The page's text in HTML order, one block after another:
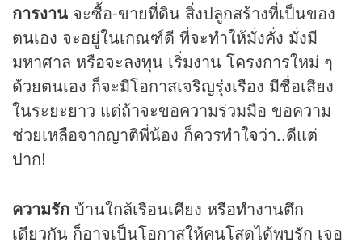
การงาน จะซื้อ-ขายที่ดิน สิ่งปลูกสร้างที่เป็นของ
ตนเอง จะอยู่ในเกณฑ์ดี ที่จะทำให้มั่งคั่ง มั่งมี
มหาศาล หรือจะลงทุน เริ่มงาน โครงการใหม่ ๆ
ด้วยตนเอง ก็จะมีโอกาสเจริญรุ่งเรือง มีชื่อเสียง
ในระยะยาว แต่ถ้าจะขอความร่วมมือ ขอความ
ช่วยเหลือจากญาติพี่น้อง ก็ควรทำใจว่า..ดีแต่
ปาก!
ความรัก บ้านใกล้เรือนเคียง หรือทำงานตึก
เดียวกัน ก็อาจเป็นโอกาสให้คนโสดได้พบรัก เจอ